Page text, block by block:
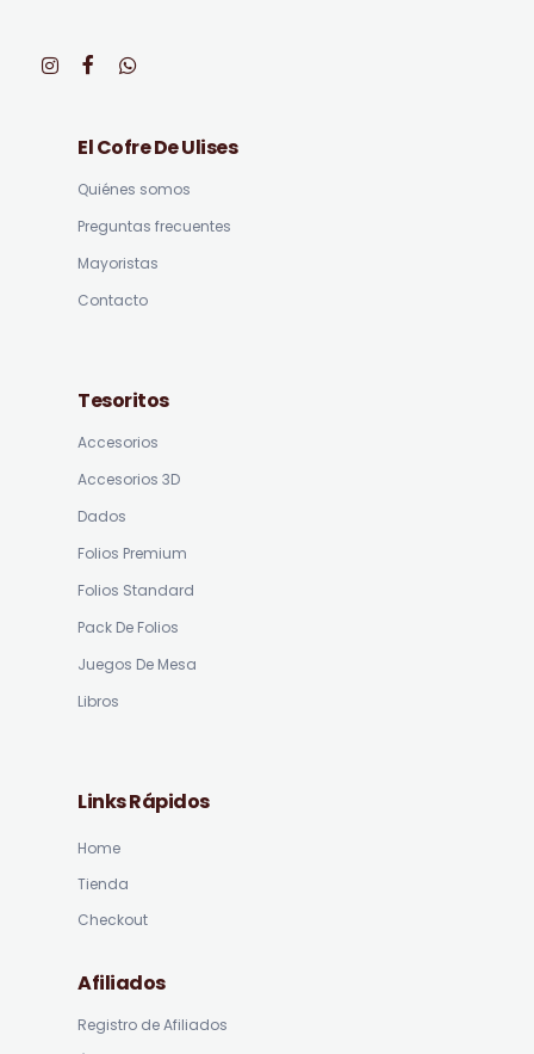
El Cofre De Ulises
Quiénes somos
Preguntas frecuentes
Mayoristas
Contacto
Tesoritos
Accesorios
Accesorios 3D
Dados
Folios Premium
Folios Standard
Pack De Folios
Juegos De Mesa
Libros
Links Rápidos
Home
Tienda
Checkout
Afiliados
Registro de Afiliados